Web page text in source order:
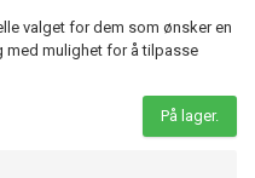
valget for dem som ønsker en
mulighet for å tilpasse
På lager.